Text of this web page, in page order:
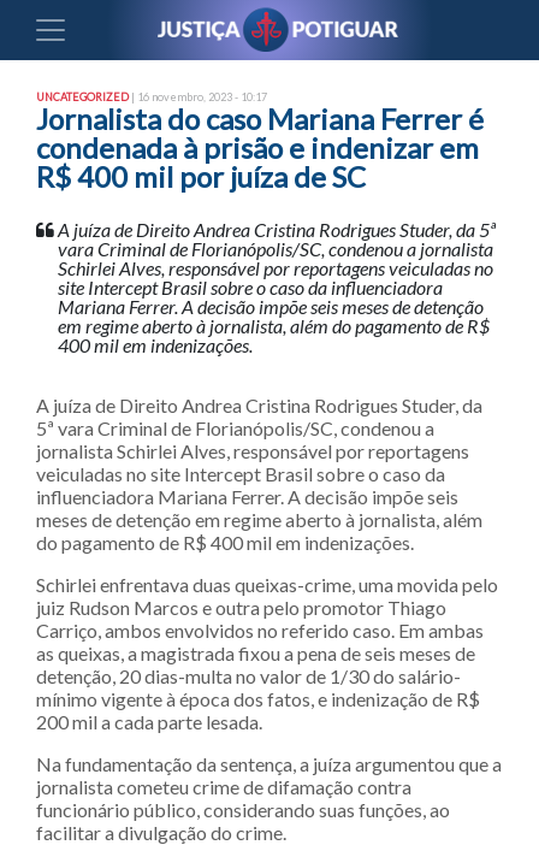
UNCATEGORIZED| 16 novembro, 2023 - 10:17
Jornalista do caso Mariana Ferrer é
condenada à prisão e indenizar em
R$ 400 mil por juíza de SC
A juíza de Direito Andrea Cristina Rodrigues Studer, da 5ª
vara Criminal de Florianópolis/SC, condenou a jornalista
Schirlei Alves, responsável por reportagens veiculadas no
site Intercept Brasil sobre o caso da influenciadora
Mariana Ferrer. A decisão impõe seis meses de detenção
em regime aberto à jornalista, além do pagamento de R$
400 mil em indenizações.
A juíza de Direito Andrea Cristina Rodrigues Studer, da
5ª vara Criminal de Florianópolis/SC, condenou a
jornalista Schirlei Alves, responsável por reportagens
veiculadas no site Intercept Brasil sobre o caso da
influenciadora Mariana Ferrer. A decisão impõe seis
meses de detenção em regime aberto à jornalista, além
do pagamento de R$ 400 mil em indenizações.
Schirlei enfrentava duas queixas-crime, uma movida pelo
juiz Rudson Marcos e outra pelo promotor Thiago
Carriço, ambos envolvidos no referido caso. Em ambas
as queixas, a magistrada fixou a pena de seis meses de
detenção, 20 dias-multa no valor de 1/30 do salário-
mínimo vigente à época dos fatos, e indenização de R$
200 mil a cada parte lesada.
Na fundamentação da sentença, a juíza argumentou que a
jornalista cometeu crime de difamação contra
funcionário público, considerando suas funções, ao
facilitar a divulgação do crime.